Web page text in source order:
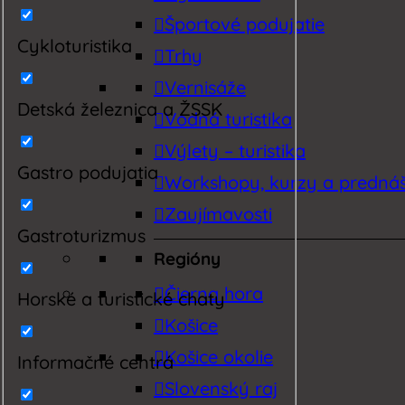
Cykloturistika
Detská železnica a ŽSSK
Gastro podujatia
Gastroturizmus
Horské a turistické chaty
Informačné centrá
Športové podujatie
Trhy
Vernisáže
Vodná turistika
Výlety – turistika
Workshopy, kurzy a
Zaujímavosti
Regióny
Čierna hora
Košice
Košice okolie
Slovenský raj